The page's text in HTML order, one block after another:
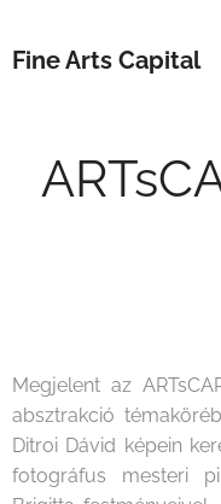
Fine Arts Capital
Megjelent az
absztrakció
Ditroi Dávid képein
fotográfus mesteri